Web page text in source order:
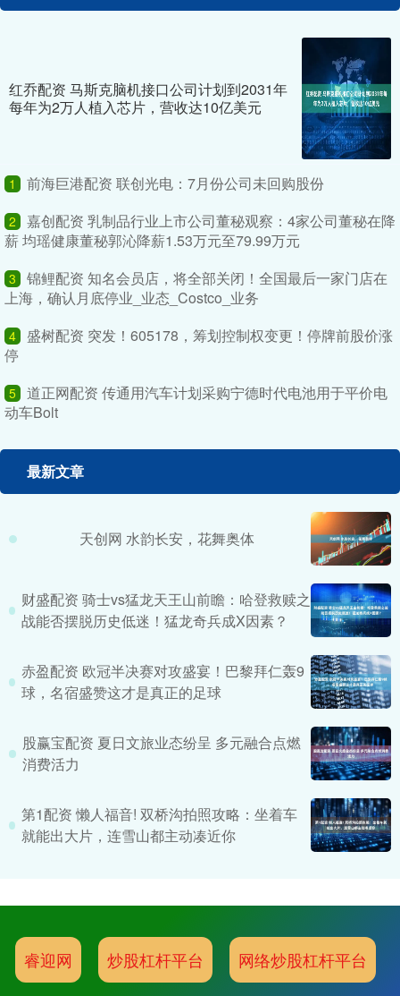
红乔配资 马斯克脑机接口公司计划到2031年
每年为2万人植入芯片，营收达10亿美元
1 前海巨港配资 联创光电：7月份公司未回购股份
2
嘉创配资 乳制品行业上市公司董秘观察：4家公司董秘在降
薪 均瑶健康董秘郭沁降薪1.53万元至79.99万元
3
锦鲤配资 知名会员店，将全部关闭！全国最后一家门店在
上海，确认月底停业_业态_Costco_业务
4
盛树配资 突发！605178，筹划控制权变更！停牌前股价涨
停
5 道正网配资 传通用汽车计划采购宁德时代电池用于平价电
动车Bolt
最新文章
天创网 水韵长安，花舞奥体
财盛配资 骑士vs猛龙天王山前瞻：哈登救赎之
战能否摆脱历史低迷！猛龙奇兵成X因素？
赤盈配资 欧冠半决赛对攻盛宴！巴黎拜仁轰9
球，名宿盛赞这才是真正的足球
股赢宝配资 夏日文旅业态纷呈 多元融合点燃
消费活力
第1配资 懒人福音! 双桥沟拍照攻略：坐着车
就能出大片，连雪山都主动凑近你
睿迎网 炒股杠杆平台 网络炒股杠杆平台